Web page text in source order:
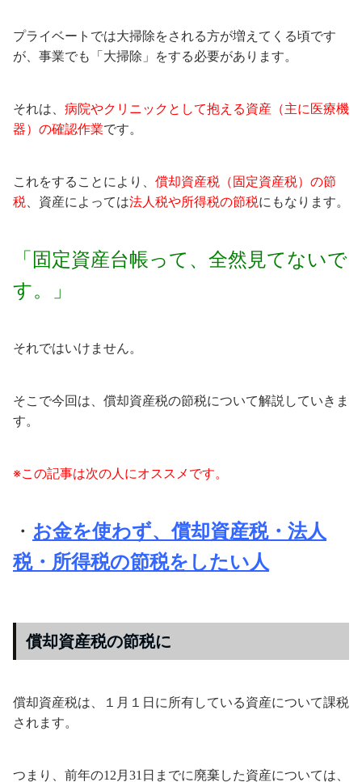
プライベートでは大掃除をされる方が増えてくる頃です
が、事業でも「大掃除」をする必要があります。
それは、 病院やクリニックとして抱える資産（主に医療機
器）の確認作業です。
これをすることにより、 償却資産税（固定資産税）の節
税 、資産によっては法人税や所得税の節税にもなります。
「固定資産台帳って、全然見てないで
す。」
それではいけません。
そこで今回は、償却資産税の節税について解説していきま
す。
※この記事は次の人にオススメです。
・ お金を使わず、償却資産税・法人
税・所得税の節税をしたい人
償却資産税の節税に
償却資産税は、１月１日に所有している資産について課税
されます。
つまり、前年の12月31日までに廃棄した資産については、